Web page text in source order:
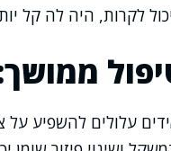
לקרות, היה לה קל
עלולים להשפיע